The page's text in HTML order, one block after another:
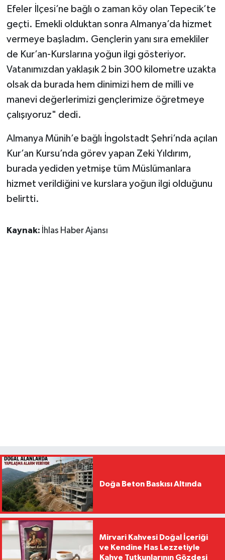
Efeler İlçesi’ne bağlı o zaman köy olan Tepecik’te
geçti. Emekli olduktan sonra Almanya’da hizmet
vermeye başladım. Gençlerin yanı sıra emekliler
de Kur’an-Kurslarına yoğun ilgi gösteriyor.
Vatanımızdan yaklaşık 2 bin 300 kilometre uzakta
olsak da burada hem dinimizi hem de milli ve
manevi değerlerimizi gençlerimize öğretmeye
çalışıyoruz" dedi.
Almanya Münih’e bağlı İngolstadt Şehri’nda açılan
Kur’an Kursu’nda görev yapan Zeki Yıldırım,
burada yediden yetmişe tüm Müslümanlara
hizmet verildiğini ve kurslara yoğun ilgi olduğunu
belirtti.
Kaynak: İhlas Haber Ajansı
Doğa Beton Baskısı Altında
Mirvari Kahvesi Doğal İçeriği
ve Kendine Has Lezzetiyle
Kahve Tutkunlarının Gözdesi